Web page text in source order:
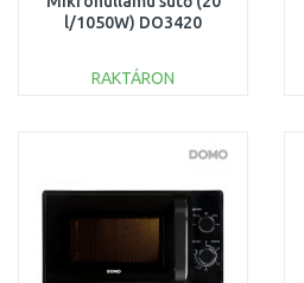
l/1050W) DO3420
RAKTÁRON
Összehasonlítás